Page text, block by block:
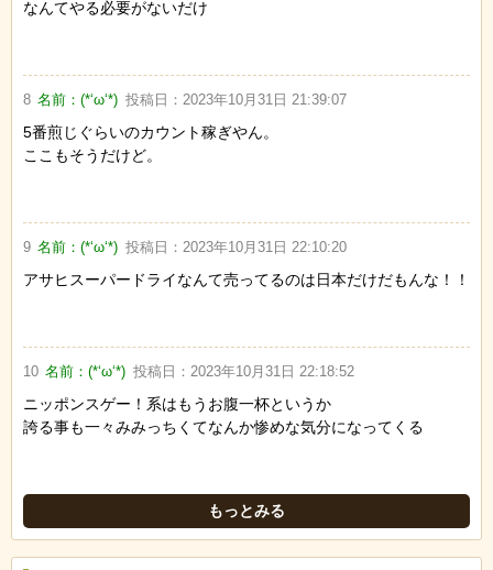
なんてやる必要がないだけ
8 名前：(*‘ω‘*) 投稿日： 2023年10月31日 21:39:07
5番煎じぐらいのカウント稼ぎやん。
ここもそうだけど。
9 名前：(*‘ω‘*) 投稿日： 2023年10月31日 22:10:20
アサヒスーパードライなんて売ってるのは日本だけだもんな！！
10 名前：(*‘ω‘*) 投稿日： 2023年10月31日 22:18:52
ニッポンスゲー！系はもうお腹一杯というか
誇る事も一々みみっちくてなんか惨めな気分になってくる
もっとみる